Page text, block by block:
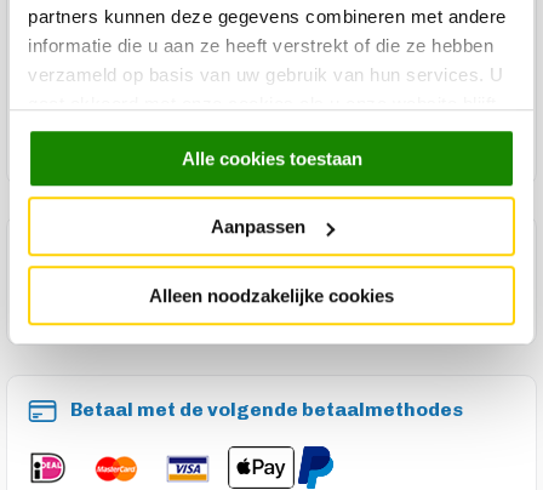
partners kunnen deze gegevens combineren met andere
informatie die u aan ze heeft verstrekt of die ze hebben
verzameld op basis van uw gebruik van hun services. U
gebruiken.
Alle cookies toestaan
Aanpassen
Alleen noodzakelijke cookies
Product specificaties
Product reviews
Product onderhoud
Maak een winkelafspraak
Betaal met de volgende betaalmethodes